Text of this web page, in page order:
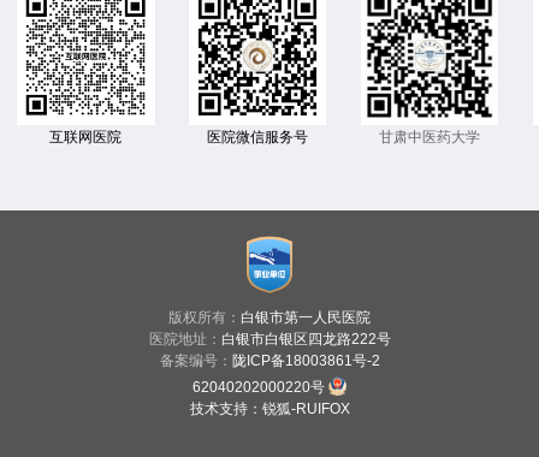
互联网医院 医院微信服务号 甘肃中医药大学
版权所有： 白银市第一人民医院
医院地址： 白银市白银区四龙路222号
备案编号： 陇ICP备18003861号-2
62040202000220号
技术支持： 锐狐-RUIFOX